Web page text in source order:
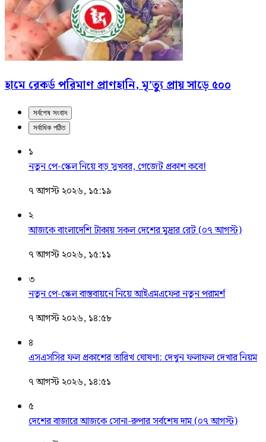
হামে রেকর্ড পরিমাণ প্রাণহানি, মৃ’ত্যু প্রায় সাড়ে ৫০০
সর্বশেষ সংবাদ
সর্বাধিক পঠিত
১
নতুন পে-স্কেল নিয়ে বড় সুখবর, গেজেট প্রকাশ কবে!
৭ আগস্ট ২০২৬, ১৫:১৯
২
আজকে বাংলাদেশি টাকায় সকল দেশের মুদ্রার রেট (০৭ আগস্ট)
৭ আগস্ট ২০২৬, ১৫:১১
৩
নতুন পে-স্কেল বাস্তবায়নে নিয়ে আইএমএফের নতুন পরামর্শ
৭ আগস্ট ২০২৬, ১৪:৫৮
৪
এসএসসির ফল প্রকাশের তারিখ ঘোষণা: দেখুন ফলাফল দেখার নিয়ম
৭ আগস্ট ২০২৬, ১৪:৫১
৫
দেশের বাজারে আজকে সোনা-রুপার সর্বশেষ দাম (০৭ আগস্ট)